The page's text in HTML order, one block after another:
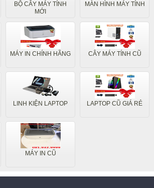
BỘ CÂY MÁY TÍNH
MỚI
MÀN HÌNH MÁY TÍNH
MÁY IN CHÍNH HÃNG CÂY MÁY TÍNH CŨ
LINH KIỆN LAPTOP LAPTOP CŨ GIÁ RẺ
MÁY IN CŨ